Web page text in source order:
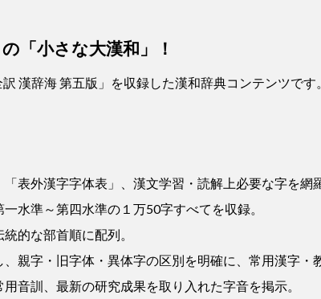
「小さな大漢和」！
訳 漢辞海 第五版」を収録した漢和辞典コンテンツです
「表外漢字字体表」、漢文学習・読解上必要な字を
水準～第四水準の１万50字すべてを収録。
的な部首順に配列。
親字・旧字体・異体字の区別を明確に、常用漢字・
音訓、最新の研究成果を取り入れた字音を掲示。